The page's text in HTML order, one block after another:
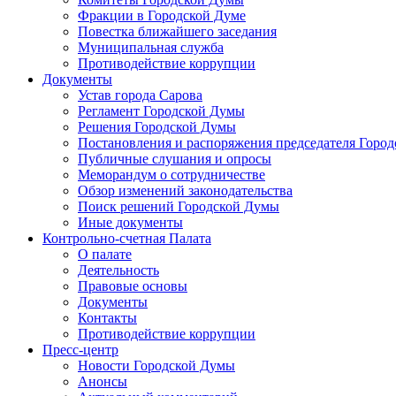
Фракции в Городской Думе
Повестка ближайшего заседания
Муниципальная служба
Противодействие коррупции
Документы
Устав города Сарова
Регламент Городской Думы
Решения Городской Думы
Постановления и распоряжения председателя
Публичные слушания и опросы
Меморандум о сотрудничестве
Обзор изменений законодательства
Поиск решений Городской Думы
Иные документы
Контрольно-счетная Палата
О палате
Деятельность
Правовые основы
Документы
Контакты
Противодействие коррупции
Пресс-центр
Новости Городской Думы
Анонсы